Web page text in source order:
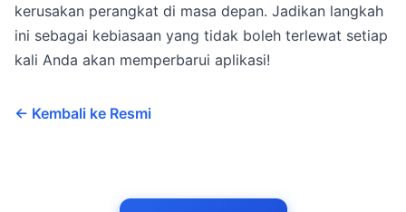
kerusakan perangkat di masa depan. Jadikan langkah
ini sebagai kebiasaan yang tidak boleh terlewat setiap
kali Anda akan memperbarui aplikasi!
← Kembali ke Resmi